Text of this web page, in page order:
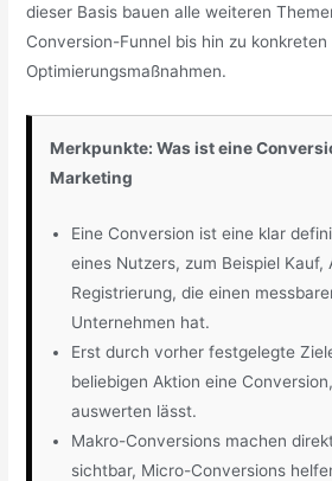
dieser Basis bauen alle weiteren
Conversion-Funnel bis hin zu konkreten
Optimierungsmaßnahmen.
Merkpunkte: Was ist eine
Marketing
Eine Conversion ist eine klar
eines Nutzers, zum Beispiel Kauf,
Registrierung, die einen
Unternehmen hat.
Erst durch vorher festgelegte
beliebigen Aktion eine
auswerten lässt.
Makro-Conversions machen
sichtbar, Micro-Conversions